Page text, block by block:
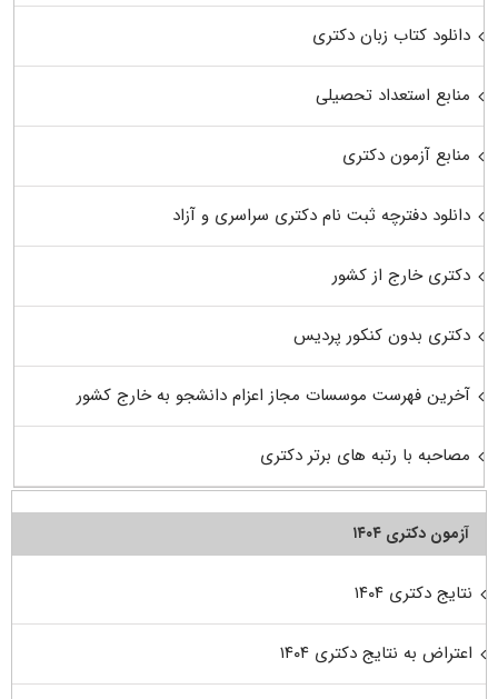
دانلود کتاب زبان دکتری
منابع استعداد تحصیلی
منابع آزمون دکتری
دانلود دفترچه ثبت نام دکتری سراسری و آزاد
دکتری خارج از کشور
دکتری بدون کنکور پردیس
آخرین فهرست موسسات مجاز اعزام دانشجو به خارج کشور
مصاحبه با رتبه های برتر دکتری
آزمون دکتری ۱۴۰۴
نتایج دکتری ۱۴۰۴
اعتراض به نتایج دکتری ۱۴۰۴